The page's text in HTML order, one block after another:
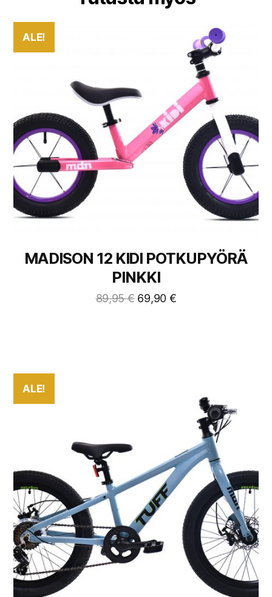
ALE!
MADISON 12 KIDI POTKUPYÖRÄ
PINKKI
89,95€ 69,90 €
ALE!